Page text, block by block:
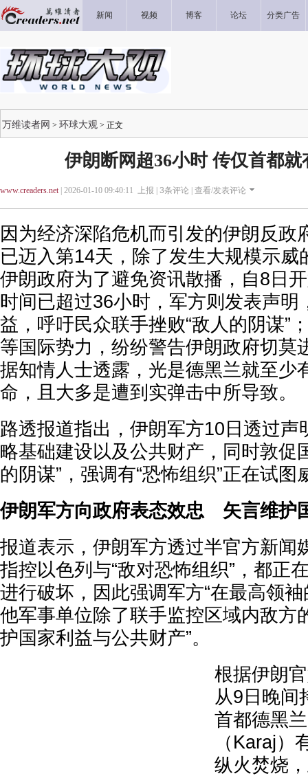
新闻 视频 博客 论坛 分类广告
万维读者网 > 环球大观 > 正文
伊朗断网超36小时 传仅首都就
www.creaders.net| 2026-01-10 09:40:11 上报 | 3条评论 | 查看/发表评论
因为经济深陷危机而引发的伊朗反政
已迈入第14天，除了发生大规模示威
伊朗政府为了避免资讯散播，自8日
时间已超过36小时，军方则发表声明
益，呼吁民众联手挫败“敌人的阴谋”
等国际势力，纷纷警告伊朗政府切莫
据知情人士透露，光是德黑兰就至少
命，且大多是遭到实弹击中所导致。
路透报道指出，伊朗军方10日透过声
略基础建设以及公共财产，同时敦促
的阴谋”，强调有“恐怖组织”正在试
伊朗军方向政府表态效忠 矢言维护
报道表示，伊朗军方透过半官方新闻
指控以色列与“敌对恐怖组织”，都正
进行破坏，因此强调军方“在最高领
他军事单位除了联手监控区域内敌方
护国家利益与公共财产”。
根据伊朗
从9日晚间
首都德黑
（Karaj）
纵火焚烧